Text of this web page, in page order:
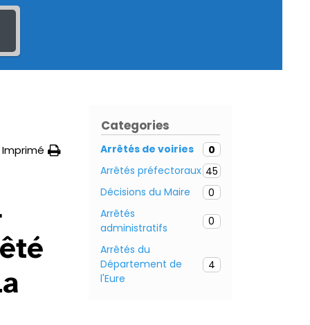
Imprimé
Categories
Arrêtés de voiries
0
Arrêtés préfectoraux 45
Décisions du Maire
0
Arrêtés
administratifs
0
Arrêtés du
Département de
l'Eure
4